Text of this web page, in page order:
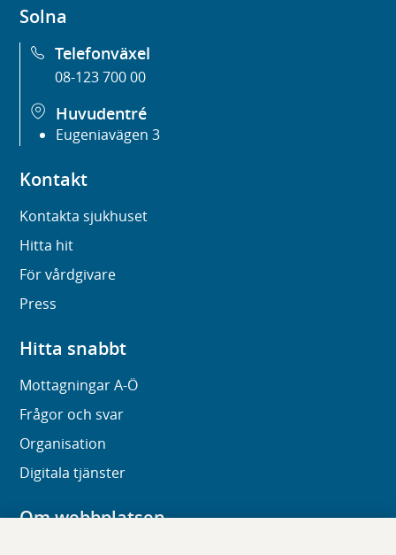
Solna
Telefonväxel
08-123 700 00
Huvudentré
Eugeniavägen 3
Kontakt
Kontakta sjukhuset
Hitta hit
För vårdgivare
Press
Hitta snabbt
Mottagningar A-Ö
Frågor och svar
Organisation
Digitala tjänster
Om webbplatsen